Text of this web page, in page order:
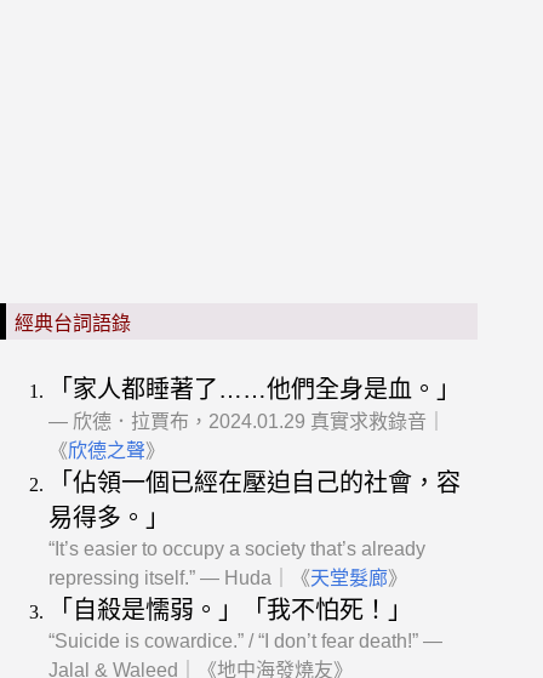
經典台詞語錄
「家人都睡著了……他們全身是血。」
— 欣德．拉賈布，2024.01.29 真實求救錄音｜
《欣德之聲》
「佔領一個已經在壓迫自己的社會，容
易得多。」
“It’s easier to occupy a society that’s already
repressing itself.” — Huda｜《天堂髮廊》
「自殺是懦弱。」「我不怕死！」
“Suicide is cowardice.” / “I don’t fear death!” —
Jalal & Waleed｜《地中海發燒友》